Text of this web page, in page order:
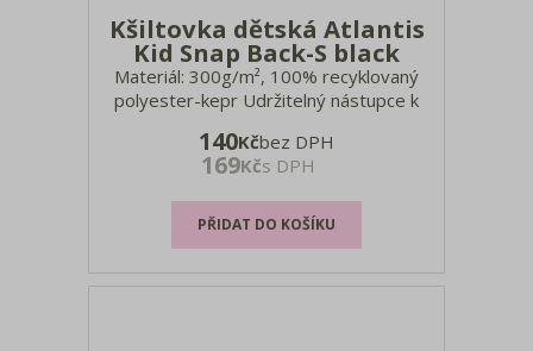
Kšiltovka dětská Atlantis
Kid Snap Back-S black
Materiál: 300g/m², 100% recyklovaný
polyester-kepr Udržitelný nástupce k
plochý kšilt, recyklovaný buckram, potní
pásek z recyklovaného polyesteru,
vysokým profilem, obšité vět
140Kčbez DPH
169Kčs DPH